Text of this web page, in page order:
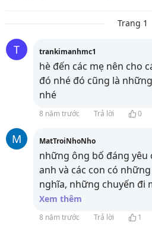
Trang 1
T trankimanhmc1
hè đến các mẹ nên cho
đó nhé đó cũng là
nhé
8 năm trước Trả lời 0
M MatTroiNhoNho
những ông bố đáng yêu
anh và các con có
nghĩa, những chuyến đi
Xem thêm
8 năm trước Trả lời 1